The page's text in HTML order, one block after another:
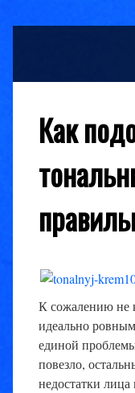
Skip
Как
К сожалению не
идеально
единой
повезло,
недостатки